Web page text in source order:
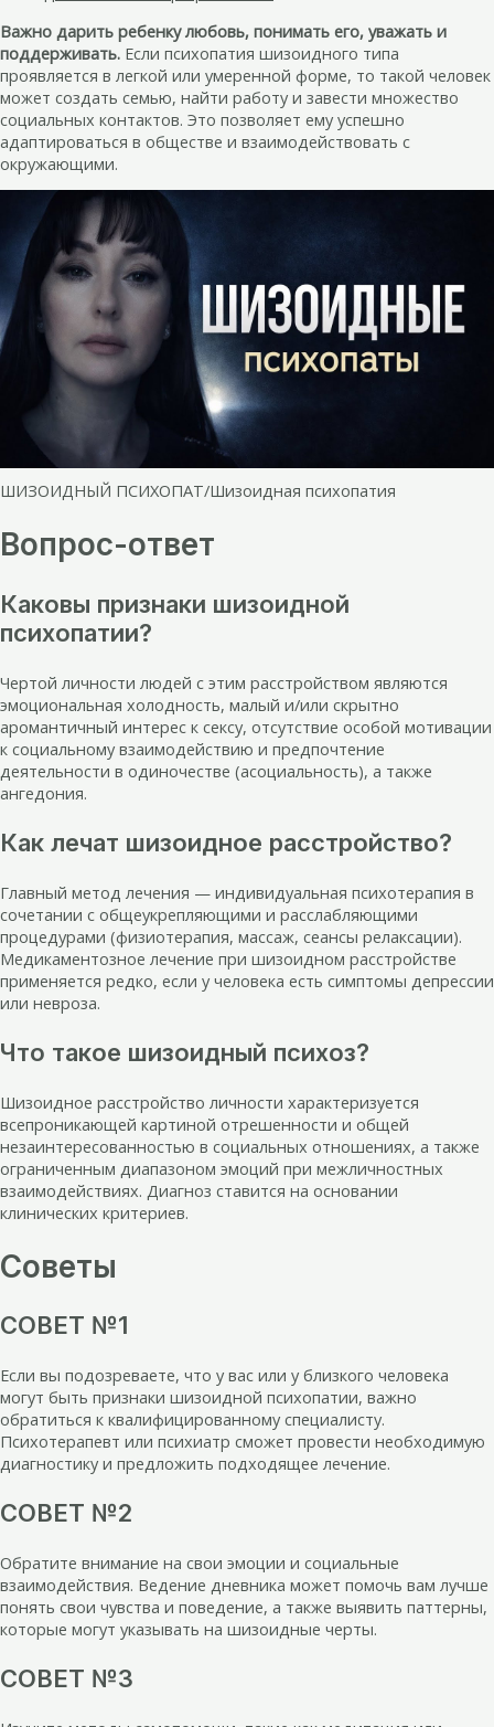
Важно дарить ребенку любовь, понимать его, уважать и
поддерживать. Если психопатия шизоидного типа
проявляется в легкой или умеренной форме, то такой человек
может создать семью, найти работу и завести множество
социальных контактов. Это позволяет ему успешно
адаптироваться в обществе и взаимодействовать с
окружающими.
ШИЗОИДНЫЙ ПСИХОПАТ/Шизоидная психопатия
Вопрос-ответ
Каковы признаки шизоидной
психопатии?
Чертой личности людей с этим расстройством являются
эмоциональная холодность, малый и/или скрытно
аромантичный интерес к сексу, отсутствие особой мотивации
к социальному взаимодействию и предпочтение
деятельности в одиночестве (асоциальность), а также
ангедония.
Как лечат шизоидное расстройство?
Главный метод лечения — индивидуальная психотерапия в
сочетании с общеукрепляющими и расслабляющими
процедурами (физиотерапия, массаж, сеансы релаксации).
Медикаментозное лечение при шизоидном расстройстве
применяется редко, если у человека есть симптомы депрессии
или невроза.
Что такое шизоидный психоз?
Шизоидное расстройство личности характеризуется
всепроникающей картиной отрешенности и общей
незаинтересованностью в социальных отношениях, а также
ограниченным диапазоном эмоций при межличностных
взаимодействиях. Диагноз ставится на основании
клинических критериев.
Советы
СОВЕТ №1
Если вы подозреваете, что у вас или у близкого человека
могут быть признаки шизоидной психопатии, важно
обратиться к квалифицированному специалисту.
Психотерапевт или психиатр сможет провести необходимую
диагностику и предложить подходящее лечение.
СОВЕТ №2
Обратите внимание на свои эмоции и социальные
взаимодействия. Ведение дневника может помочь вам лучше
понять свои чувства и поведение, а также выявить паттерны,
которые могут указывать на шизоидные черты.
СОВЕТ №3